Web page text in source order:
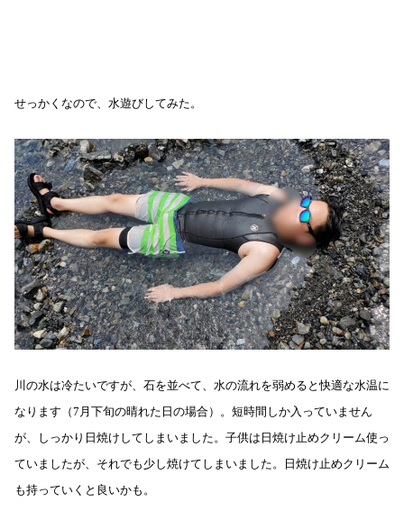
せっかくなので、水遊びしてみた。
川の水は冷たいですが、石を並べて、水の流れを弱めると快適な水温に
なります（7月下旬の晴れた日の場合）。短時間しか入っていません
が、しっかり日焼けしてしまいました。子供は日焼け止めクリーム使っ
ていましたが、それでも少し焼けてしまいました。日焼け止めクリーム
も持っていくと良いかも。